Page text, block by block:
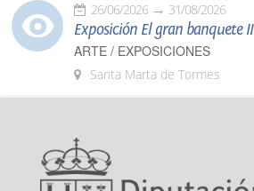
26/06/2026 31/08/2026
Exposición El gran banquete II
ARTE / EXPOSICIONES
Santa Marta de Tormes